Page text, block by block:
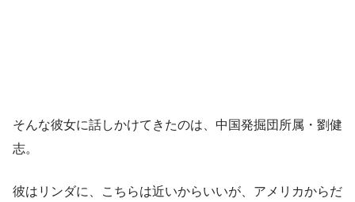
そんな彼女に話しかけてきたのは、中国発掘団所属・劉健
志。
彼はリンダに、こちらは近いからいいが、アメリカからだ